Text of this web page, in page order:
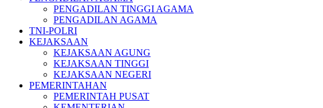
PENGADILAN TINGGI AGAMA
PENGADILAN AGAMA
TNI-POLRI
KEJAKSAAN
KEJAKSAAN AGUNG
KEJAKSAAN TINGGI
KEJAKSAAN NEGERI
PEMERINTAHAN
PEMERINTAH PUSAT